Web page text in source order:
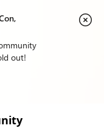
out!